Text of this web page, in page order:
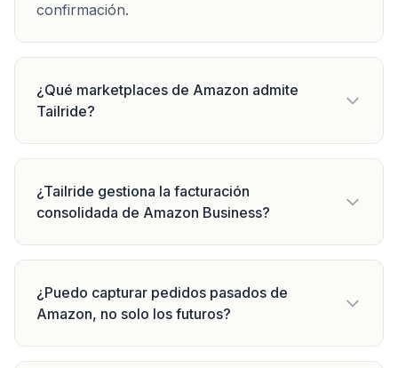
confirmación.
¿Qué marketplaces de Amazon admite
Tailride?
¿Tailride gestiona la facturación
consolidada de Amazon Business?
¿Puedo capturar pedidos pasados de
Amazon, no solo los futuros?